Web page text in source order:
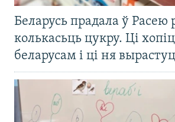
Беларусь прадала ў Расею
колькасьць цукру. Ці
беларусам і ці ня